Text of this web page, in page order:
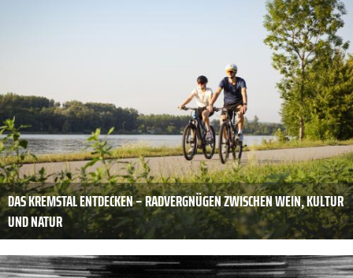
DAS KREMSTAL ENTDECKEN – RADVERGNÜGEN ZWISCHEN WEIN, KULTUR
UND NATUR